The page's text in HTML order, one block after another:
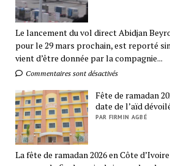
Le lancement du vol direct Abidjan
pour le 29 mars prochain, est reporté
vient d’être donnée par la compagnie...
Commentaires sont désactivés
Fête de ramadan
date de l’aïd
PAR FIRMIN AGBÉ
La fête de ramadan 2026 en Côte